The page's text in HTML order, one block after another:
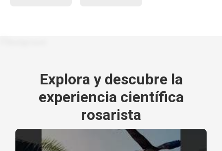
Explora y descubre la
experiencia científica
rosarista